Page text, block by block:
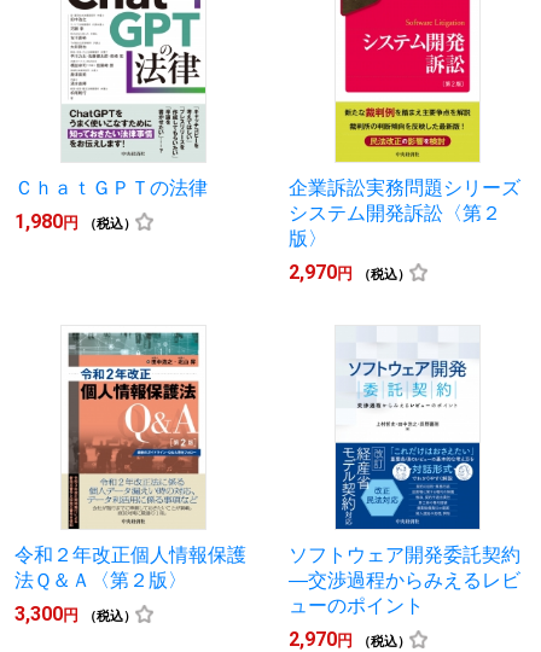
ＣｈａｔＧＰＴの法律
1,980円 （税込）
企業訴訟実務問題シリーズ
システム開発訴訟〈第２
版〉
2,970円 （税込）
令和２年改正個人情報保護
法Ｑ＆Ａ〈第２版〉
3,300円 （税込）
ソフトウェア開発委託契約
―交渉過程からみえるレビ
ューのポイント
2,970円 （税込）